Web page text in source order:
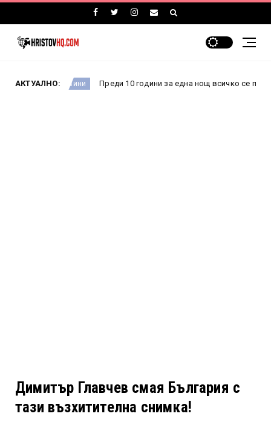
АКТУАЛНО:
Новини Преди 10 години за една нощ всичко се промени: Как
Димитър Главчев смая България с
тази възхитителна снимка!